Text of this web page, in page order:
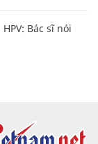
Bác sĩ nói